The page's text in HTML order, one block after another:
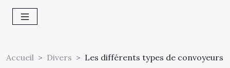
Accueil Divers Les différents types de convoyeurs